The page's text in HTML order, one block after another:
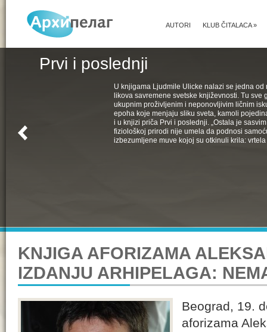
KLUB ČITALACA»
AUTORI
Prvi i poslednji
U knjigama Ljudmile Ulicke nalazi se jedna
likova savremene svetske književnosti. Tu sve
ukupnim proživljenim i neponovljivim ličnim
epoha koje menjaju sliku sveta, kamoli
i u knjizi priča Prvi i poslednji. „Ostala je
fiziološkoj prirodi nije umela da podnosi
izbezumljene muve kojoj su otkinuli krila:
KNJIGA AFORIZAMA
IZDANJU ARHIPELAGA:
Beograd, 19.
aforizama